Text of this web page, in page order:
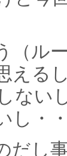
（ル
える
ない
し・
だし